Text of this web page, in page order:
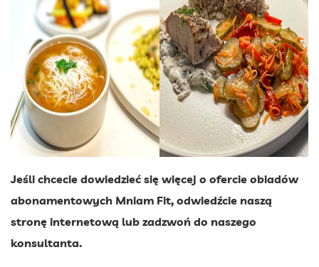
Jeśli chcecie dowiedzieć się więcej o ofercie obiadów
abonamentowych Mniam Fit, odwiedźcie naszą
stronę internetową lub zadzwoń do naszego
konsultanta.